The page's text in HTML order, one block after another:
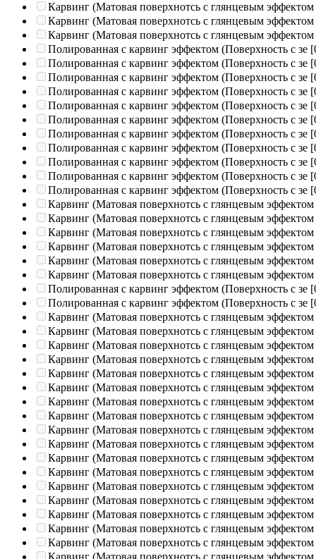
Карвинг (Матовая поверхнотсь с глянцевым эффектом
Карвинг (Матовая поверхнотсь с глянцевым эффектом
Карвинг (Матовая поверхнотсь с глянцевым эффектом
Полированная c карвинг эффектом (Поверхность с зе
Полированная c карвинг эффектом (Поверхность с зе
Полированная c карвинг эффектом (Поверхность с зе
Полированная c карвинг эффектом (Поверхность с зе
Полированная c карвинг эффектом (Поверхность с зе
Полированная c карвинг эффектом (Поверхность с зе
Полированная c карвинг эффектом (Поверхность с зе
Полированная c карвинг эффектом (Поверхность с зе
Полированная c карвинг эффектом (Поверхность с зе
Полированная c карвинг эффектом (Поверхность с зе
Полированная c карвинг эффектом (Поверхность с зе
Карвинг (Матовая поверхнотсь с глянцевым эффектом
Карвинг (Матовая поверхнотсь с глянцевым эффектом
Карвинг (Матовая поверхнотсь с глянцевым эффектом
Карвинг (Матовая поверхнотсь с глянцевым эффектом
Карвинг (Матовая поверхнотсь с глянцевым эффектом
Карвинг (Матовая поверхнотсь с глянцевым эффектом
Полированная c карвинг эффектом (Поверхность с зе
Полированная c карвинг эффектом (Поверхность с зе
Карвинг (Матовая поверхнотсь с глянцевым эффектом
Карвинг (Матовая поверхнотсь с глянцевым эффектом
Карвинг (Матовая поверхнотсь с глянцевым эффектом
Карвинг (Матовая поверхнотсь с глянцевым эффектом
Карвинг (Матовая поверхнотсь с глянцевым эффектом
Карвинг (Матовая поверхнотсь с глянцевым эффектом
Карвинг (Матовая поверхнотсь с глянцевым эффектом
Карвинг (Матовая поверхнотсь с глянцевым эффектом
Карвинг (Матовая поверхнотсь с глянцевым эффектом
Карвинг (Матовая поверхнотсь с глянцевым эффектом
Карвинг (Матовая поверхнотсь с глянцевым эффектом
Карвинг (Матовая поверхнотсь с глянцевым эффектом
Карвинг (Матовая поверхнотсь с глянцевым эффектом
Карвинг (Матовая поверхнотсь с глянцевым эффектом
Карвинг (Матовая поверхнотсь с глянцевым эффектом
Карвинг (Матовая поверхнотсь с глянцевым эффектом
Карвинг (Матовая поверхнотсь с глянцевым эффектом